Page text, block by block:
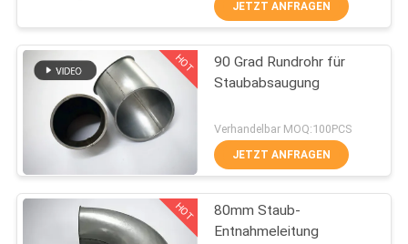
WERKSBESICHTIGUNG
QUALITÄTSKONTROLLE
KONTAKT
MIT
galvanisierte
Bohrrohrklemme
152
JETZT ANFRAGEN
HOT
90 Grad Rundrohr für
Staubabsaugung
Verhandelbar MOQ:100PCS
JETZT ANFRAGEN
HOT
80mm Staub-
Entnahmeleitung